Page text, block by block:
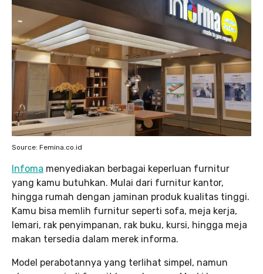
Source: Femina.co.id
Infoma menyediakan berbagai keperluan furnitur
yang kamu butuhkan. Mulai dari furnitur kantor,
hingga rumah dengan jaminan produk kualitas tinggi.
Kamu bisa memlih furnitur seperti sofa, meja kerja,
lemari, rak penyimpanan, rak buku, kursi, hingga meja
makan tersedia dalam merek informa.
Model perabotannya yang terlihat simpel, namun